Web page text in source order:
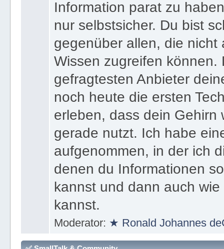
im Zweifelsfall schlagartig
Information parat zu
nur selbstsicher. Du bist
gegenüber allen, die nicht
Wissen zugreifen können.
gefragtesten Anbieter
noch heute die ersten
erleben, dass dein Gehirn
gerade nutzt. Ich habe
aufgenommen, in der ich
denen du Informationen
kannst und dann auch
kannst.
Moderator:★ Ronald Johannes